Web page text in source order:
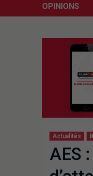
OPINIONS
Actualités
AES